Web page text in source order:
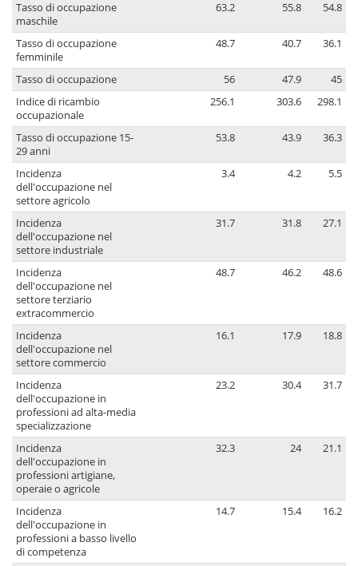
Tasso di occupazione
maschile
63.2 55.8 54.8
Tasso di occupazione
femminile
48.7 40.7 36.1
Tasso di occupazione 56 47.9
45
Indice di ricambio
occupazionale
256.1 303.6 298.1
Tasso di occupazione 15-
29 anni
53.8 43.9 36.3
Incidenza
dell'occupazione nel
settore agricolo
3.4 4.2 5.5
Incidenza
dell'occupazione nel
settore industriale
31.7 31.8 27.1
Incidenza
dell'occupazione nel
settore terziario
extracommercio
48.7 46.2 48.6
Incidenza
dell'occupazione nel
settore commercio
16.1 17.9 18.8
Incidenza
dell'occupazione in
professioni ad alta-media
specializzazione
23.2 30.4 31.7
Incidenza
dell'occupazione in
professioni artigiane,
operaie o agricole
32.3 24 21.1
Incidenza
dell'occupazione in
professioni a basso livello
di competenza
14.7 15.4 16.2